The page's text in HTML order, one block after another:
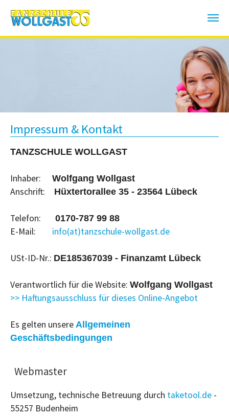
Zum Hauptinhalt springen
Impressum & Kontakt
TANZSCHULE WOLLGAST
Inhaber: Wolfgang Wollgast
Anschrift: Hüxtertorallee 35 - 23564 Lübeck
Telefon: 0170-787 99 88
E-Mail: info(at)tanzschule-wollgast.de
USt-ID-Nr.: DE185367039 - Finanzamt Lübeck
Verantwortlich für die Website: Wolfgang Wollgast
>> Haftungsausschluss für dieses Online-Angebot
Es gelten unsere Allgemeinen
Geschäftsbedingungen
Webmaster
Umsetzung, technische Betreuung durch taketool.de -
55257 Budenheim